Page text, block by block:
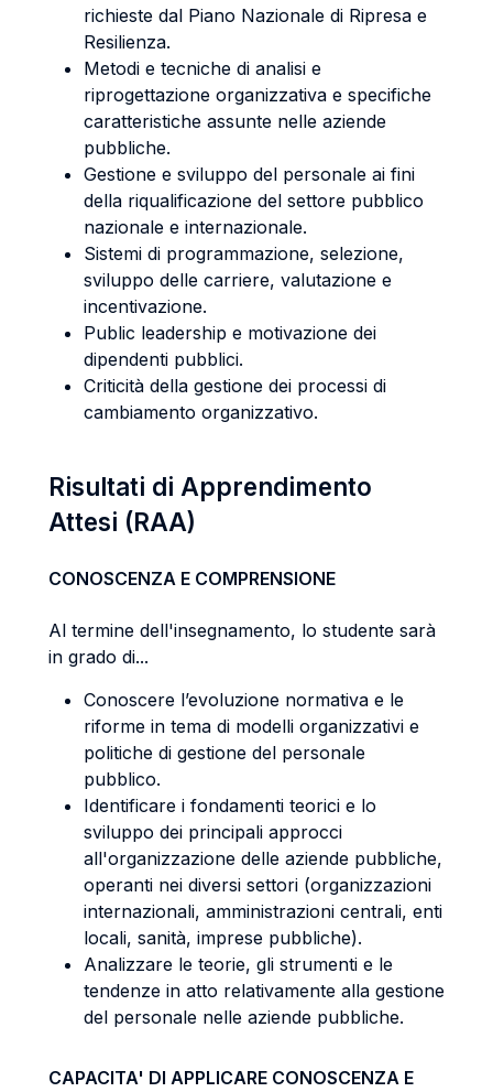
richieste dal Piano Nazionale di Ripresa e
Resilienza.
Metodi e tecniche di analisi e
riprogettazione organizzativa e specifiche
caratteristiche assunte nelle aziende
pubbliche.
Gestione e sviluppo del personale ai fini
della riqualificazione del settore pubblico
nazionale e internazionale.
Sistemi di programmazione, selezione,
sviluppo delle carriere, valutazione e
incentivazione.
Public leadership e motivazione dei
dipendenti pubblici.
Criticità della gestione dei processi di
cambiamento organizzativo.
Risultati di Apprendimento
Attesi (RAA)
CONOSCENZA E COMPRENSIONE
Al termine dell'insegnamento, lo studente sarà
in grado di...
Conoscere l’evoluzione normativa e le
riforme in tema di modelli organizzativi e
politiche di gestione del personale
pubblico.
Identificare i fondamenti teorici e lo
sviluppo dei principali approcci
all'organizzazione delle aziende pubbliche,
operanti nei diversi settori (organizzazioni
internazionali, amministrazioni centrali, enti
locali, sanità, imprese pubbliche).
Analizzare le teorie, gli strumenti e le
tendenze in atto relativamente alla gestione
del personale nelle aziende pubbliche.
CAPACITA' DI APPLICARE CONOSCENZA E